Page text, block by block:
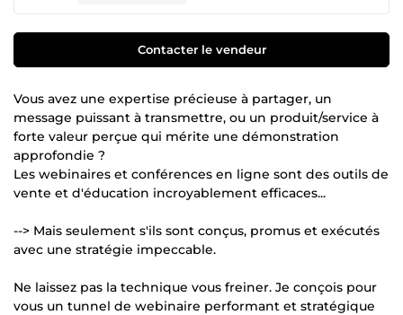
Contacter le vendeur
Vous avez une expertise précieuse à partager, un
message puissant à transmettre, ou un produit/service à
forte valeur perçue qui mérite une démonstration
approfondie ?
Les webinaires et conférences en ligne sont des outils de
vente et d'éducation incroyablement efficaces...
--> Mais seulement s'ils sont conçus, promus et exécutés
avec une stratégie impeccable.
Ne laissez pas la technique vous freiner. Je conçois pour
vous un tunnel de webinaire performant et stratégique